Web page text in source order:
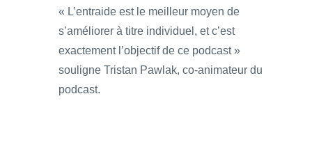
« L’entraide est le meilleur moyen de
s’améliorer à titre individuel, et c’est
exactement l’objectif de ce podcast »
souligne Tristan Pawlak, co-animateur du
podcast.